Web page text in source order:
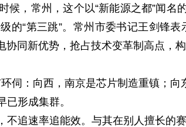
，常州，这个以“新能源之都”闻名
的“第三跳”。常州市委书记王剑锋
同新优势，抢占技术变革制高点，构
：向西，南京是芯片制造重镇；向
形成集群。
追速率追能效。与其在别人擅长的